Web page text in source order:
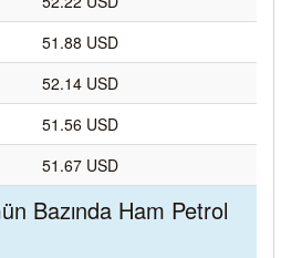
51.88 USD
52.14 USD
51.56 USD
51.67 USD
Bazında Ham Petrol